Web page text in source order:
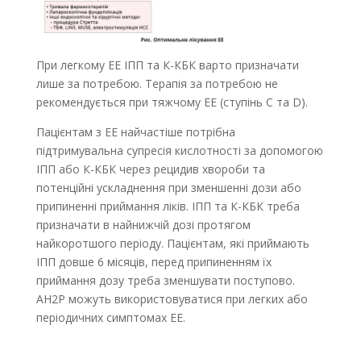
При легкому ЕЕ ІПП та К-КБК варто призначати
лише за потребою. Терапія за потребою не
рекомендується при тяжчому ЕЕ (ступінь C та D).
Пацієнтам з EE найчастіше потрібна
підтримувальна супресія кислотності за допомогою
ІПП або К-КБК через рецидив хвороби та
потенційні ускладнення при зменшенні дози або
припиненні приймання ліків. ІПП та К-КБК треба
призначати в найнижчій дозі протягом
найкоротшого періоду. Пацієнтам, які приймають
ІПП довше 6 місяців, перед припиненням їх
приймання дозу треба зменшувати поступово.
АН2Р можуть використовуватися при легких або
періодичних симптомах EE.